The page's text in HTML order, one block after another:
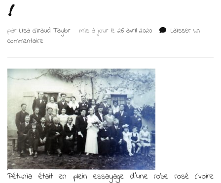
!
par Lisa Giraud Taylor mis à jour le 26 avril 2020
Laisser un
commentaire
fais
ce
qu’il
te
plaît
(mais
n’oublie
pas
le
mariage
de
Pétunia était en plein essayage d’une robe rosé (voire